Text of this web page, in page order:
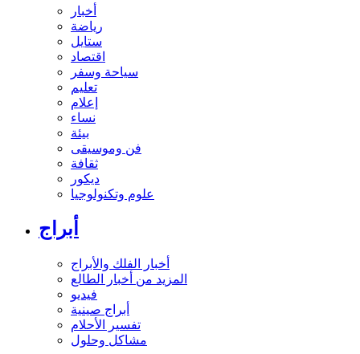
أخبار
رياضة
ستايل
اقتصاد
سياحة وسفر
تعليم
إعلام
نساء
بيئة
فن وموسيقى
ثقافة
ديكور
علوم وتكنولوجيا
أبراج
أخبار الفلك والأبراج
المزيد من أخبار الطالع
فيديو
أبراج صينية
تفسير الأحلام
مشاكل وحلول